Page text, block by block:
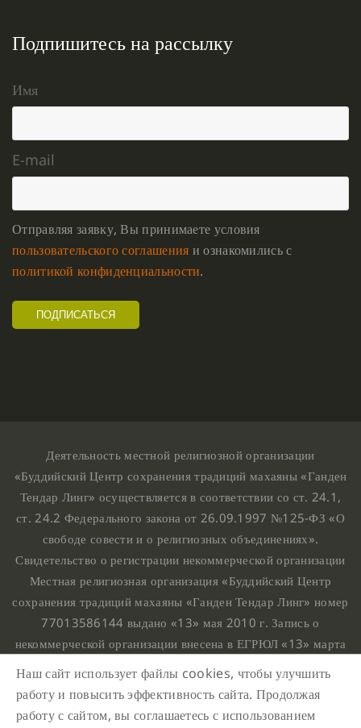
Подпишитесь на рассылку
Имя
E-mail
Отправляя заявку, Вы принимаете условия
пользовательского соглашения и ознакомились с
политикой конфиденциальности.
Деятельность местной религиозной организации
«Буддийский Центр сохранения традиций махаяны «Ганден
Тендар Линг» осуществляется в соответствии со ст. 24.1,
ст. 24.2 Федерального закона от 26.09.1997 №125-ФЗ «О
свободе совести и о религиозных объединениях».
Свидетельство о регистрации некоммерческой организации
Местная религиозная организация «Буддийский Центр
сохранения традиций махаяны «Ганден Тендар Линг» номер
77013586144 выдано «13» мая 2010 г. Запись о
некоммерческой организации внесена в ЕГРЮЛ «13» марта
номером 1107799015708.
Ганден Тендар Линг © 2020 Все права защищены
Наш сайт использует файлы cookies, чтобы улучшить
работу и повысить эффективность сайта. Продолжая
работу с сайтом, вы соглашаетесь с использованием